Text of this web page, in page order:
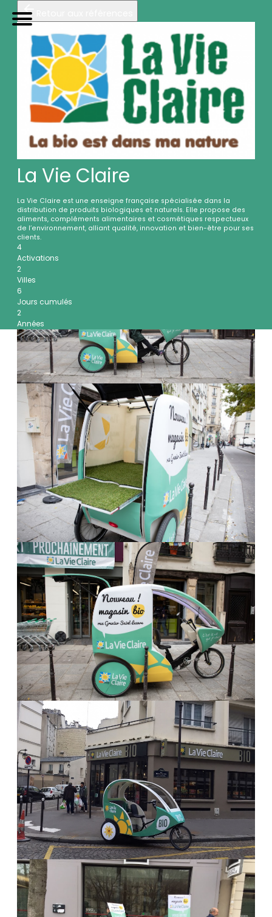
roximité
Accueil
Nos véhicules
Références
Sur-mesure
Mariages
Blog
A propos
La Vie Claire
La Vie Claire est une enseigne française spécialisée dans la
distribution de produits biologiques et naturels. Elle propose des
aliments, compléments alimentaires et cosmétiques respectueux
de l’environnement, alliant qualité, innovation et bien-être pour ses
clients.
4
Activations
2
Villes
6
Jours cumulés
2
Années
Galerie photos (13)